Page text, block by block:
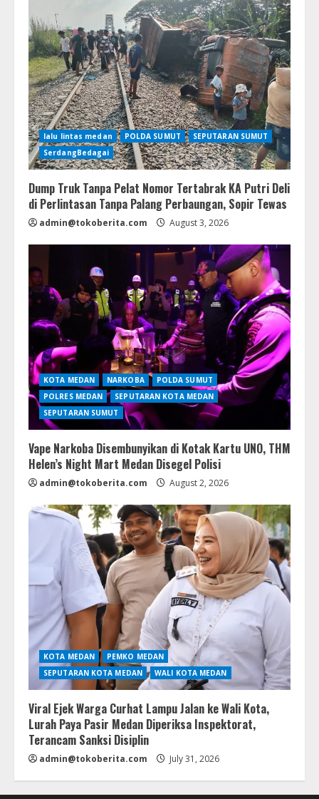
lalu lintas medan POLDA SUMUT
SEPUTARAN SUMUT
SerdangBedagai
Dump Truk Tanpa Pelat Nomor Tertabrak KA Putri Deli
di Perlintasan Tanpa Palang Perbaungan, Sopir Tewas
admin@tokoberita.com August 3, 2026
KOTA MEDAN NARKOBA
POLDA SUMUT
POLRES MEDAN
SEPUTARAN KOTA MEDAN
SEPUTARAN SUMUT
Vape Narkoba Disembunyikan di Kotak Kartu UNO, THM
Helen’s Night Mart Medan Disegel Polisi
admin@tokoberita.com August 2, 2026
KOTA MEDAN
PEMKO MEDAN
SEPUTARAN KOTA MEDAN
WALI KOTA MEDAN
Viral Ejek Warga Curhat Lampu Jalan ke Wali Kota,
Lurah Paya Pasir Medan Diperiksa Inspektorat,
Terancam Sanksi Disiplin
admin@tokoberita.com July 31, 2026